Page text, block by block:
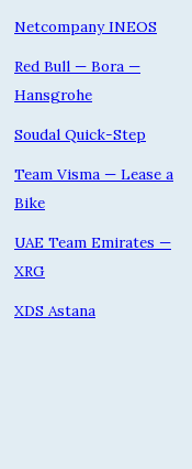
Netcompany INEOS
Red Bull — Bora —
Hansgrohe
Soudal Quick-Step
Team Visma — Lease a
Bike
UAE Team Emirates —
XRG
XDS Astana